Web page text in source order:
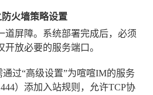
火墙策略设置
道屏障。系统部署完成后，必须
放必要的服务端口。
过“高级设置”为喧喧IM的服务
）添加入站规则，允许TCP协